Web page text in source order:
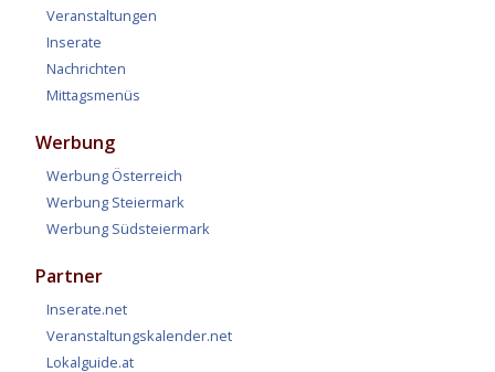
Veranstaltungen
Inserate
Nachrichten
Mittagsmenüs
Werbung
Werbung Österreich
Werbung Steiermark
Werbung Südsteiermark
Partner
Inserate.net
Veranstaltungskalender.net
Lokalguide.at